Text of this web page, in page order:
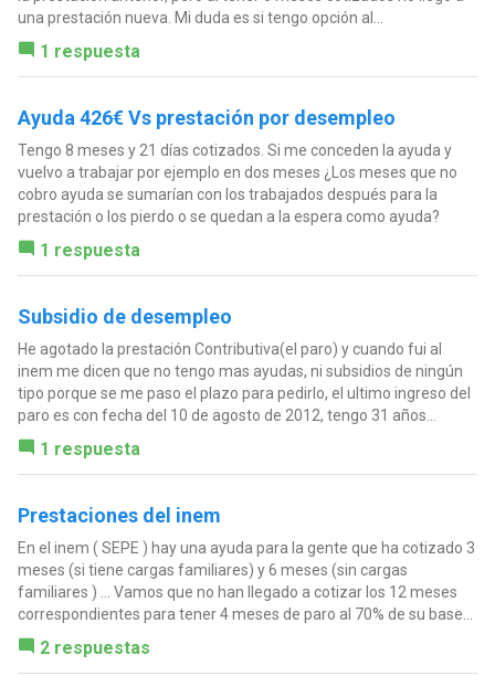
una prestación nueva. Mi duda es si tengo opción al...
1 respuesta
Ayuda 426€ Vs prestación por desempleo
Tengo 8 meses y 21 días cotizados. Si me conceden la ayuda y
vuelvo a trabajar por ejemplo en dos meses ¿Los meses que no
cobro ayuda se sumarían con los trabajados después para la
prestación o los pierdo o se quedan a la espera como ayuda?
1 respuesta
Subsidio de desempleo
He agotado la prestación Contributiva(el paro) y cuando fui al
inem me dicen que no tengo mas ayudas, ni subsidios de ningún
tipo porque se me paso el plazo para pedirlo, el ultimo ingreso del
paro es con fecha del 10 de agosto de 2012, tengo 31 años...
1 respuesta
Prestaciones del inem
En el inem ( SEPE ) hay una ayuda para la gente que ha cotizado 3
meses (si tiene cargas familiares) y 6 meses (sin cargas
familiares ) ... Vamos que no han llegado a cotizar los 12 meses
correspondientes para tener 4 meses de paro al 70% de su base...
2 respuestas